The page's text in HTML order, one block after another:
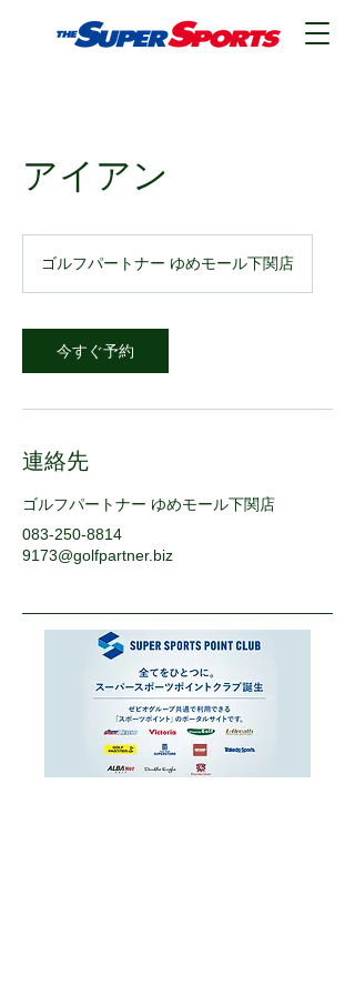
アイアン
ゴルフパートナー ゆめモール下関店
今すぐ予約
連絡先
ゴルフパートナー ゆめモール下関店
083-250-8814
9173@golfpartner.biz